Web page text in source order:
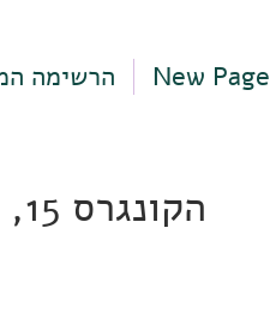
הרשימה New Page
הקונגרס 15, תל אביב-יפו